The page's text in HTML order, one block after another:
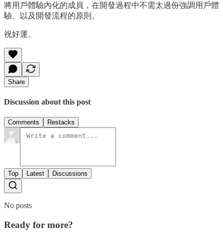
將用戶體驗內化的成員，在開發過程中不需太過份強調用戶體
驗、以及開發流程的原則。
祝好運。
Share
Discussion about this post
Comments Restacks
Top Latest Discussions
No posts
Ready for more?